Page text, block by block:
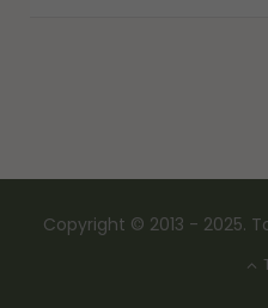
Copyright © 2013 - 2025.